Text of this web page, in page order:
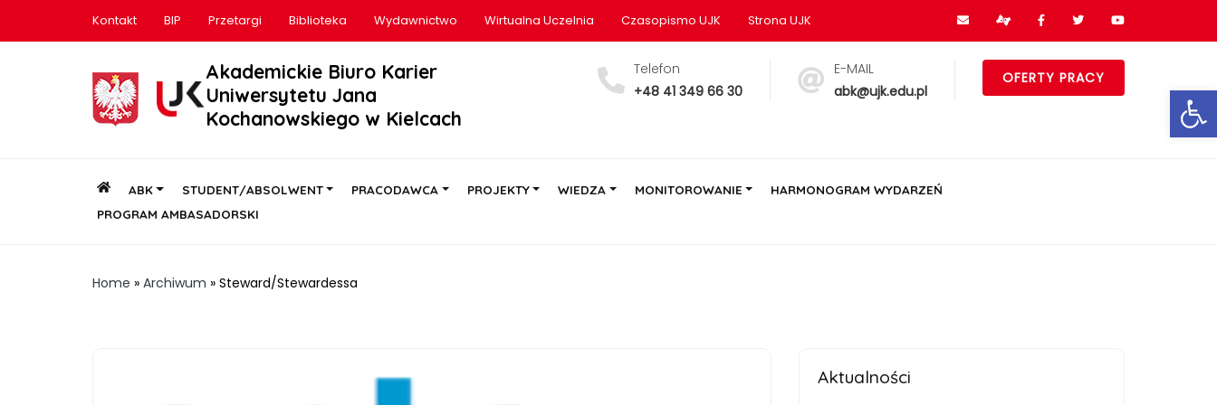
Kontakt BIP Przetargi Biblioteka Wydawnictwo Wirtualna Uczelnia Czasopismo UJK Strona UJK
Akademickie Biuro Karier
Uniwersytetu Jana
Kochanowskiego w Kielcach
Telefon
+48 41 349 66 30
E-MAIL
abk@ujk.edu.pl
OFERTY PRACY
ABK STUDENT/ABSOLWENT PRACODAWCA PROJEKTY WIEDZA MONITOROWANIE
HARMONOGRAM WYDARZEŃ
PROGRAM AMBASADORSKI
Home » Archiwum » Steward/Stewardessa
Aktualności